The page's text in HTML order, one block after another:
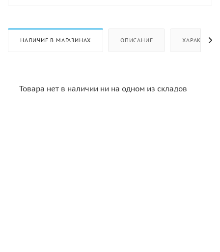
НАЛИЧИЕ В МАГАЗИНАХ ОПИСАНИЕ
Товара нет в наличии ни на одном из складов